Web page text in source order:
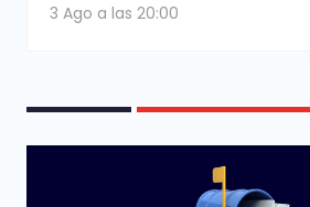
3 Ago a las 20:00